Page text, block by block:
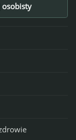
osobisty